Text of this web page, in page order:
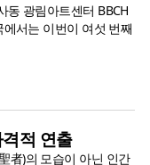
동 광림아트센터 BBCH
서는 이번이 여섯 번째
적 연출
者)의 모습이 아닌 인간